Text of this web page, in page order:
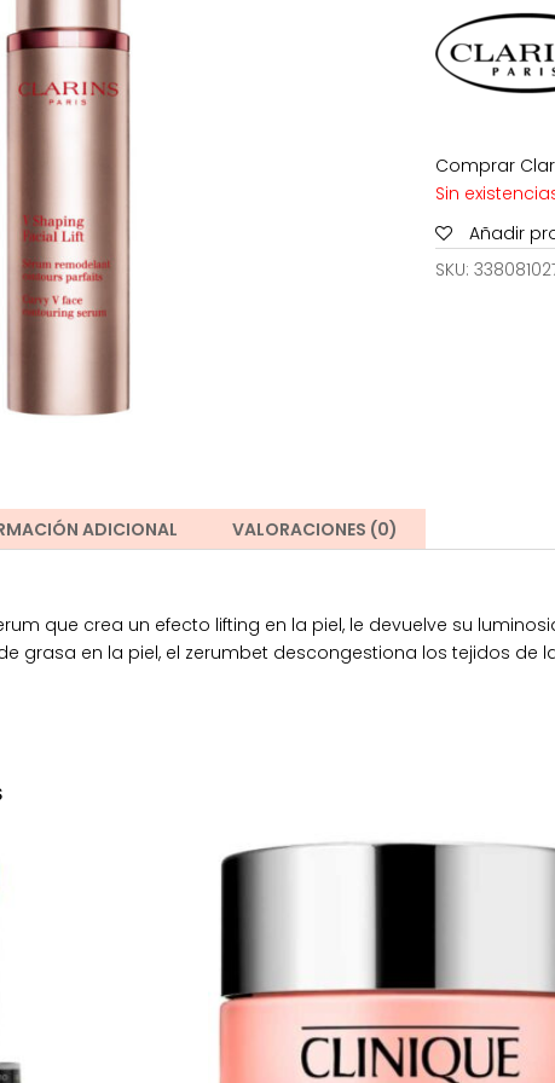
Comprar
Sin
Añadir
SKU:
ADICIONAL VALORACIONES (0)
que crea un efecto lifting en la piel, le devuelve su
grasa en la piel, el zerumbet descongestiona los tejidos de